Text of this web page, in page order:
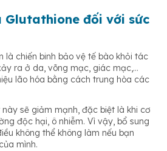
Glutathione đối với sức
là chiến binh bảo vệ tế bào khỏi tác
ra ở da, võng mạc, giác mạc,…
lão hóa bằng cách trung hòa các
này sẽ giảm mạnh, đặc biệt là khi cơ
độc hại, ô nhiễm. Vì vậy, bổ sung
không thể không làm nếu bạn
mình.